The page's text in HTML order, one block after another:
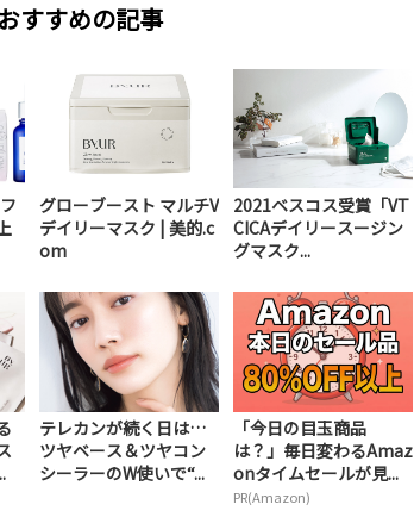
すすめの記事
グローブースト マルチV
デイリーマスク | 美的.c
om
2021ベスコス受賞「VT
CICAデイリースージン
グマスク...
テレカンが続く日は…
ツヤベース＆ツヤコン
シーラーのW使いで“...
「今日の目玉商品
は？」毎日変わるAmaz
onタイムセールが見...
PR(Amazon)